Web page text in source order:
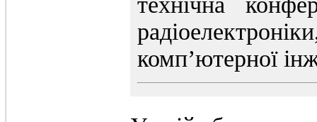
комп’ютерної